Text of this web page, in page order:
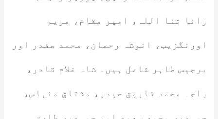
رانا ثنا اللہ، امیر مقام، مریم
اورنگزیب، انوشہ رحمان، محمد صفدر اور
برجیس طاہر شامل ہیں۔ شاہ غلام قادر،
راجہ محمد فاروق حیدر، مشتاق منہاس،